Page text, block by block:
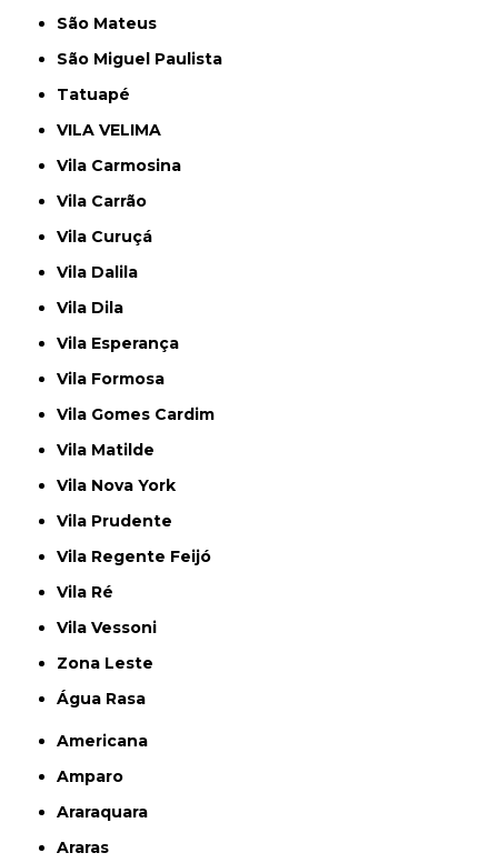
São Mateus
São Miguel Paulista
Tatuapé
VILA VELIMA
Vila Carmosina
Vila Carrão
Vila Curuçá
Vila Dalila
Vila Dila
Vila Esperança
Vila Formosa
Vila Gomes Cardim
Vila Matilde
Vila Nova York
Vila Prudente
Vila Regente Feijó
Vila Ré
Vila Vessoni
Zona Leste
Água Rasa
Americana
Amparo
Araraquara
Araras